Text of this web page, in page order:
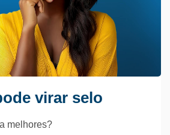
virar selo
melhores?